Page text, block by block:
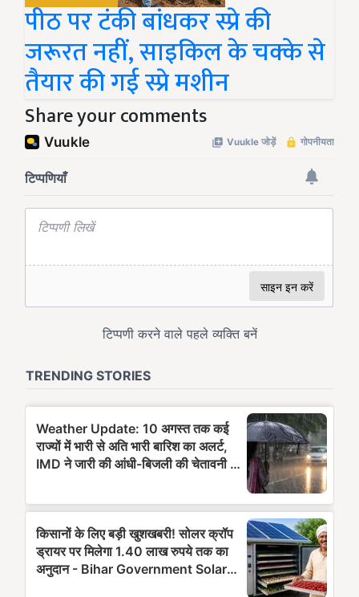
पीठ पर टंकी बांधकर स्प्रे की
जरूरत नहीं, साइकिल के चक्के से
तैयार की गई स्प्रे मशीन
Share your comments